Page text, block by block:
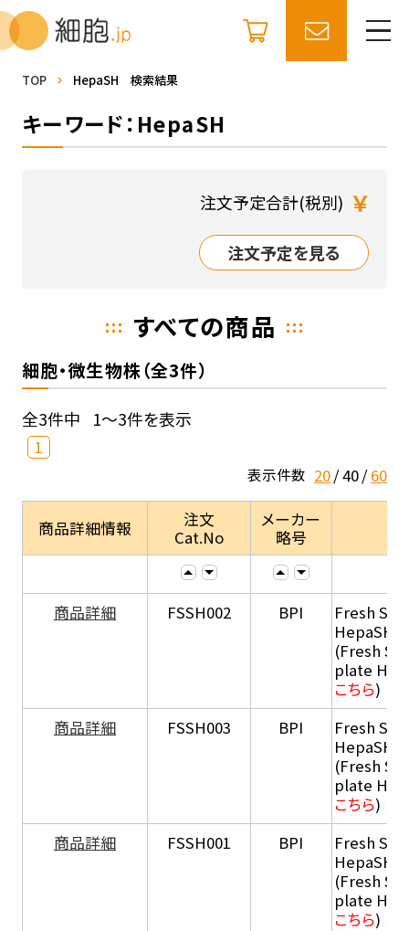
TOP HepaSH 検索結果
キーワード：HepaSH
注文予定合計(税別) ￥
注文予定を見る
すべての商品
細胞・微生物株（全3件）
全3件中 1～3件を表示
1
表示件数 20 40 60
商品詳細情報
注文
Cat.No
メーカー
略号
商品詳細 FSSH002 BPI
Fresh
HepaSH®
(Fresh
plate
こちら)
商品詳細
FSSH003 BPI
Fresh
HepaSH®
(Fresh
plate
こちら)
商品詳細
FSSH001 BPI
Fresh
HepaSH®
(Fresh
plate
こちら)